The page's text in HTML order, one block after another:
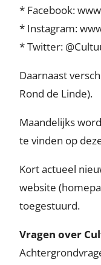
* Facebook:
* Instagram:
* Twitter:
Daarnaast
Rond de Linde).
Maandelijks
te vinden op
Kort actueel
website
toegestuurd.
Vragen over